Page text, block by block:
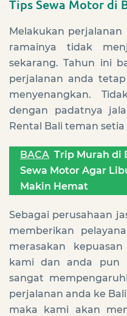
Tips Sewa Motor di
Melakukan
ramainya tidak
sekarang. Tahun ini
perjalanan anda
menyenangkan.
dengan padatnya
Rental Bali teman
BACA Trip Murah di
Sewa Motor Agar
Makin Hemat
Sebagai perusahaan
memberikan
merasakan
kami dan anda pun
sangat
perjalanan anda ke
maka kami akan